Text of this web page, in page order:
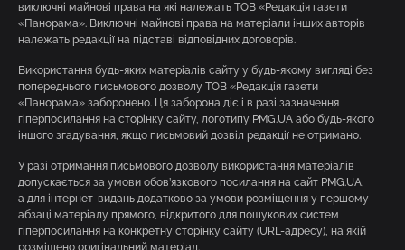
виключні майнові права на які належать ТОВ «Редакція газети
«Панорама». Виключні майнові права на матеріали інших авторів
належать редакції на підставі відповідних договорів.
Використання будь-яких матеріалів сайту у будь-якому вигляді без
попереднього письмового дозволу ТОВ «Редакція газети
«Панорама» заборонено. Ця заборона діє і в разі зазначення
гіперпосилання на сторінку сайту, логотипу PMG.UA або будь-якого
іншого згадування, якщо письмовий дозвіл редакції не отримано.
У разі отримання письмового дозволу використання матеріалів
допускається за умови обов’язкового посилання на сайт PMG.UA,
а для інтернет-видань додатково за умови розміщення у першому
абзаці матеріалу прямого, відкритого для пошукових систем
гіперпосилання на конкретну сторінку сайту (URL-адресу), на якій